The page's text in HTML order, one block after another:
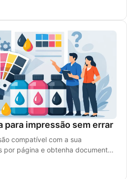
para impressão sem errar
compatível com a sua
por página e obtenha documentos